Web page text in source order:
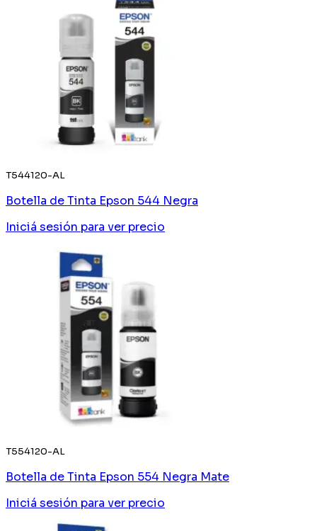
T544120-AL
Botella de Tinta Epson 544 Negra
Iniciá sesión para ver precio
T554120-AL
Botella de Tinta Epson 554 Negra Mate
Iniciá sesión para ver precio